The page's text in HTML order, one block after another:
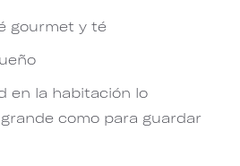
gourmet y té
en la habitación lo
como para guardar